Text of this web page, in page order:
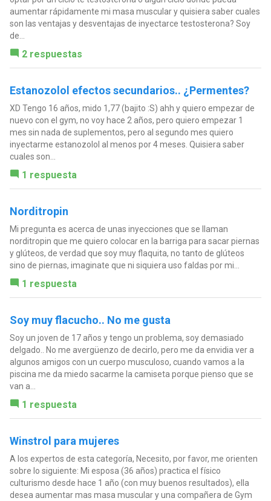
aumentar rápidamente mi masa muscular y quisiera saber cuales
son las ventajas y desventajas de inyectarce testosterona? Soy
de...
2 respuestas
Estanozolol efectos secundarios.. ¿Permentes?
XD Tengo 16 años, mido 1,77 (bajito :S) ahh y quiero empezar de
nuevo con el gym, no voy hace 2 años, pero quiero empezar 1
mes sin nada de suplementos, pero al segundo mes quiero
inyectarme estanozolol al menos por 4 meses. Quisiera saber
cuales son...
1 respuesta
Norditropin
Mi pregunta es acerca de unas inyecciones que se llaman
norditropin que me quiero colocar en la barriga para sacar piernas
y glúteos, de verdad que soy muy flaquita, no tanto de glúteos
sino de piernas, imaginate que ni siquiera uso faldas por mi...
1 respuesta
Soy muy flacucho.. No me gusta
Soy un joven de 17 años y tengo un problema, soy demasiado
delgado.. No me avergüenzo de decirlo, pero me da envidia ver a
algunos amigos con un cuerpo musculoso, cuando vamos a la
piscina me da miedo sacarme la camiseta porque pienso que se
van a...
1 respuesta
Winstrol para mujeres
A los expertos de esta categoría, Necesito, por favor, me orienten
sobre lo siguiente: Mi esposa (36 años) practica el físico
culturismo desde hace 1 año (con muy buenos resultados), ella
desea aumentar mas masa muscular y una compañera de Gym